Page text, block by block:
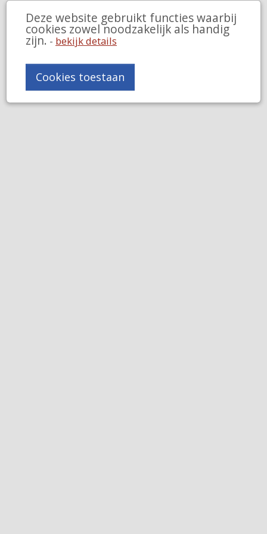
Deze website gebruikt functies waarbij
cookies zowel noodzakelijk als handig
zijn. - bekijk details
Cookies toestaan